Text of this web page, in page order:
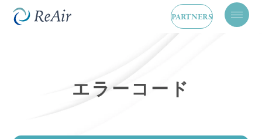
PARTNERS
メ
ニ
エラーコード